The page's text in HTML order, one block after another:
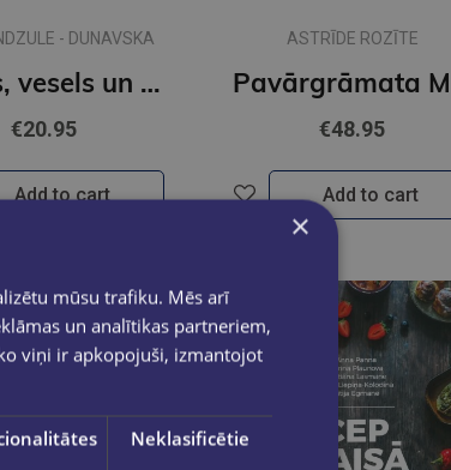
- DUNAVSKA
Aktīvs, vesels un paēdis
€20.95
Add to cart
ASTRĪDE ROZĪTE
€48.95
Add to cart
×
mūsu trafiku. Mēs arī
un analītikas partneriem,
viņi ir apkopojuši, izmantojot
Neklasificētie